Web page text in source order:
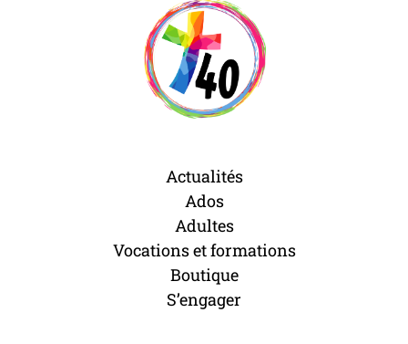
Actualités
Ados
Adultes
Vocations et formations
Boutique
S’engager